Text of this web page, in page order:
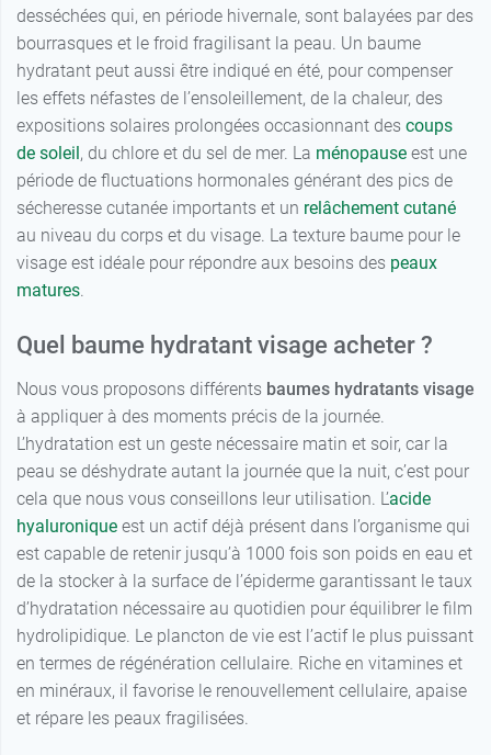
desséchées qui, en période hivernale, sont balayées par des
bourrasques et le froid fragilisant la peau. Un baume
hydratant peut aussi être indiqué en été, pour compenser
les effets néfastes de l’ensoleillement, de la chaleur, des
expositions solaires prolongées occasionnant des coups
de soleil, du chlore et du sel de mer. La ménopause est une
période de fluctuations hormonales générant des pics de
sécheresse cutanée importants et un relâchement cutané
au niveau du corps et du visage. La texture baume pour le
visage est idéale pour répondre aux besoins des peaux
matures.
Quel baume hydratant visage acheter ?
Nous vous proposons différents baumes hydratants visage
à appliquer à des moments précis de la journée.
L’hydratation est un geste nécessaire matin et soir, car la
peau se déshydrate autant la journée que la nuit, c’est pour
cela que nous vous conseillons leur utilisation. L’acide
hyaluronique est un actif déjà présent dans l’organisme qui
est capable de retenir jusqu’à 1000 fois son poids en eau et
de la stocker à la surface de l’épiderme garantissant le taux
d’hydratation nécessaire au quotidien pour équilibrer le film
hydrolipidique. Le plancton de vie est l’actif le plus puissant
en termes de régénération cellulaire. Riche en vitamines et
en minéraux, il favorise le renouvellement cellulaire, apaise
et répare les peaux fragilisées.